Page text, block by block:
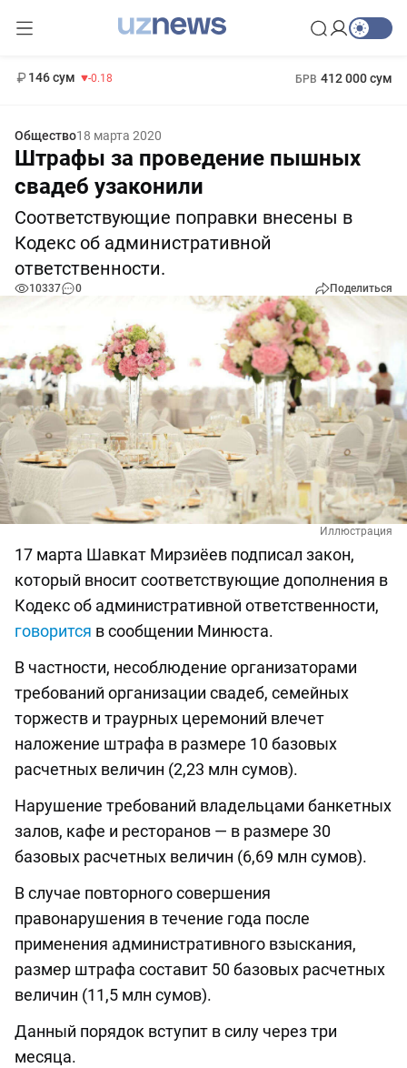
146 сум -0.18 БРВ 412 000 сум
Общество18 марта 2020
Штрафы за проведение пышных
свадеб узаконили
Соответствующие поправки внесены в
Кодекс об административной
ответственности.
10337 0 Поделиться
Иллюстрация
17 марта Шавкат Мирзиёев подписал закон,
который вносит соответствующие дополнения в
Кодекс об административной ответственности,
говорится в сообщении Минюста.
В частности, несоблюдение организаторами
требований организации свадеб, семейных
торжеств и траурных церемоний влечет
наложение штрафа в размере 10 базовых
расчетных величин (2,23 млн сумов).
Нарушение требований владельцами банкетных
залов, кафе и ресторанов — в размере 30
базовых расчетных величин (6,69 млн сумов).
В случае повторного совершения
правонарушения в течение года после
применения административного взыскания,
размер штрафа составит 50 базовых расчетных
величин (11,5 млн сумов).
Данный порядок вступит в силу через три
месяца.